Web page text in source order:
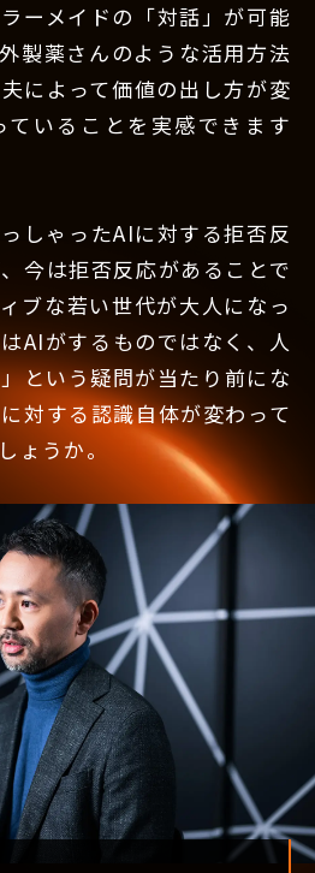
ーメイドの「対話」が可能
製薬さんのような活用方法
によって価値の出し方が変
ていることを実感できます
しゃったAIに対する拒否反
今は拒否反応があることで
ブな若い世代が大人になっ
AIがするものではなく、人
という疑問が当たり前にな
対する認識自体が変わって
ょうか。